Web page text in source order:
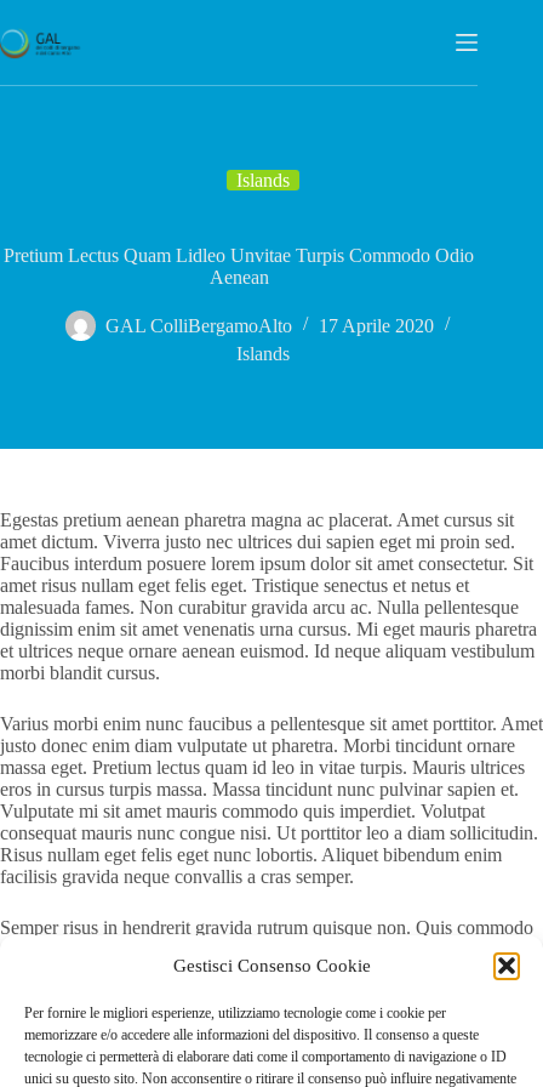
Gestisci Consenso Cookie
Per fornire le migliori esperienze, utilizziamo tecnologie come i cookie per
memorizzare e/o accedere alle informazioni del dispositivo. Il consenso a queste
tecnologie ci permetterà di elaborare dati come il comportamento di navigazione o ID
unici su questo sito. Non acconsentire o ritirare il consenso può influire negativamente
al
contenuto
Islands
Pretium Lectus Quam Lidleo Unvitae Turpis Commodo Odio
Aenean
GAL ColliBergamoAlto
17 Aprile 2020
Islands
Egestas pretium aenean pharetra magna ac placerat. Amet cursus sit
amet dictum. Viverra justo nec ultrices dui sapien eget mi proin sed.
Faucibus interdum posuere lorem ipsum dolor sit amet consectetur. Sit
amet risus nullam eget felis eget. Tristique senectus et netus et
malesuada fames. Non curabitur gravida arcu ac. Nulla pellentesque
dignissim enim sit amet venenatis urna cursus. Mi eget mauris pharetra
et ultrices neque ornare aenean euismod. Id neque aliquam vestibulum
morbi blandit cursus.
Varius morbi enim nunc faucibus a pellentesque sit amet porttitor. Amet
justo donec enim diam vulputate ut pharetra. Morbi tincidunt ornare
massa eget. Pretium lectus quam id leo in vitae turpis. Mauris ultrices
eros in cursus turpis massa. Massa tincidunt nunc pulvinar sapien et.
Vulputate mi sit amet mauris commodo quis imperdiet. Volutpat
consequat mauris nunc congue nisi. Ut porttitor leo a diam sollicitudin.
Risus nullam eget felis eget nunc lobortis. Aliquet bibendum enim
facilisis gravida neque convallis a cras semper.
Semper risus in hendrerit gravida rutrum quisque non. Quis commodo
odio aenean sed adipiscing diam donec adipiscing. Lacus suspendisse
faucibus interdum posuere lorem ipsum dolor. Vitae suscipit tellus
at tellus at urna. Pellentesque eu tincidunt tortor aliquam nulla facilisi.
Pulvinar sapien et ligula ullamcorper malesuada proin libero nunc
consequat. Orci ac auctor augue mauris augue neque gravida.